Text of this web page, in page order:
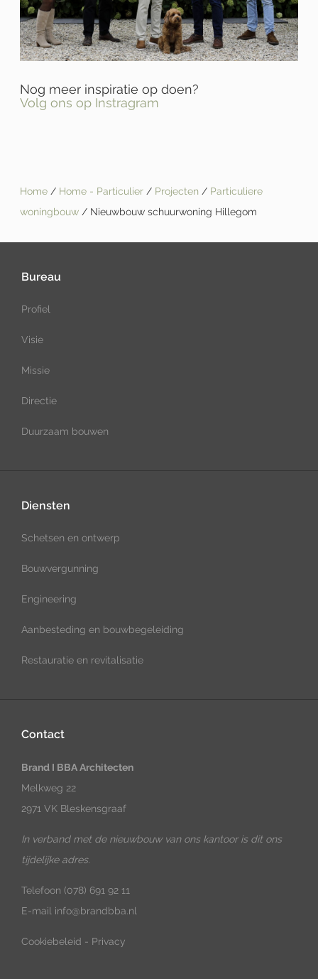
Nog meer inspiratie op doen?
Volg ons op Instragram
Home / Home - Particulier / Projecten / Particuliere
woningbouw / Nieuwbouw schuurwoning Hillegom
Bureau
Profiel
Visie
Missie
Directie
Duurzaam bouwen
Diensten
Schetsen en ontwerp
Bouwvergunning
Engineering
Aanbesteding en bouwbegeleiding
Restauratie en revitalisatie
Contact
Brand I BBA Architecten
Melkweg 22
2971 VK Bleskensgraaf
In verband met de nieuwbouw van ons kantoor is dit ons
tijdelijke adres.
Telefoon (078) 691 92 11
E-mail info@brandbba.nl
Cookiebeleid - Privacy